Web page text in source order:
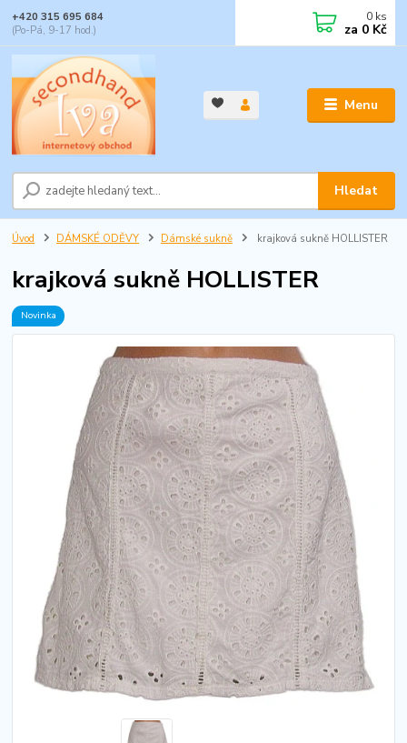
Menu
Hledat
+420 315 695 684
(Po-Pá, 9-17 hod.)
0 ks
za 0 Kč
Úvod DÁMSKÉ ODĚVY Dámské sukně krajková sukně HOLLISTER
krajková sukně HOLLISTER
Novinka